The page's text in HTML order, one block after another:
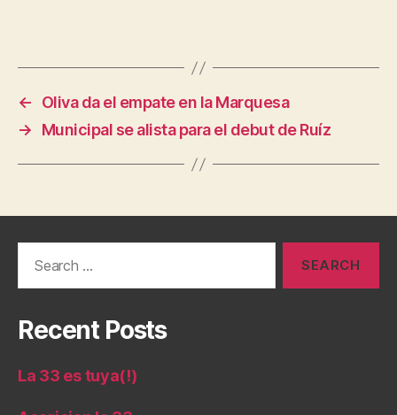
←
Oliva da el empate en la Marquesa
→
Municipal se alista para el debut de Ruíz
Recent Posts
La 33 es tuya(!)